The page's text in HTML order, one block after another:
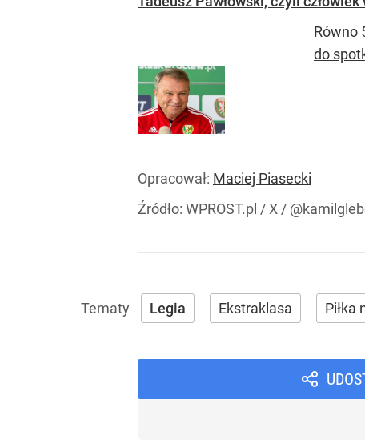
Równo
do
Opracował: Maciej Piasecki
Źródło: WPROST.pl / X /
Legia Ekstraklasa Piłka